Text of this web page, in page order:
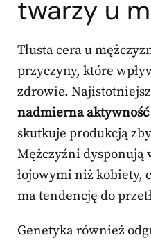
twarzy u
Tłusta cera u
przyczyny, które
zdrowie.
nadmierna aktywność
skutkuje produkcją
Mężczyźni dysponują
łojowymi niż kobiety,
ma tendencję do
Genetyka również